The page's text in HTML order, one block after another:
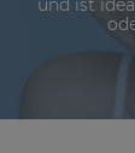
und ist